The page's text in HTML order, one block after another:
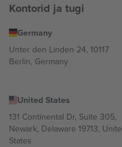
Kontorid ja tugi
Germany
Unter den Linden 24, 10117
Berlin, Germany
United States
131 Continental Dr, Suite 305,
Newark, Delaware 19713,
States